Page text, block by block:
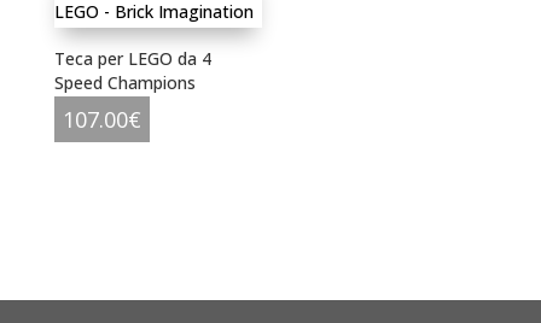
Teca per LEGO da 4
Speed Champions
107.00€